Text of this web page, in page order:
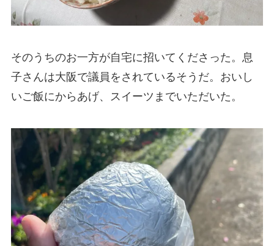
そのうちのお一方が自宅に招いてくださった。息
子さんは大阪で議員をされているそうだ。おいし
いご飯にからあげ、スイーツまでいただいた。